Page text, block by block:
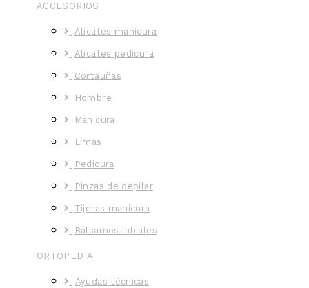
ACCESORIOS
Alicates manicura
Alicates pedicura
Cortauñas
Hombre
Manicura
Limas
Pedicura
Pinzas de depilar
Tijeras manicura
Bálsamos labiales
ORTOPEDIA
Ayudas técnicas